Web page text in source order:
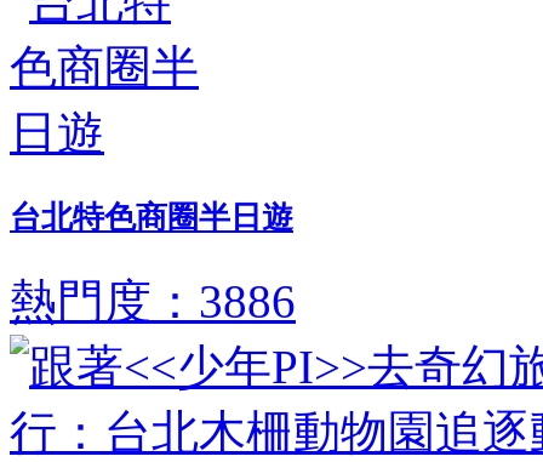
台北特色商圈半日遊
熱門度：3886